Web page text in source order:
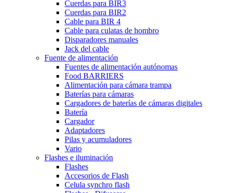
Cuerdas para BIR3
Cuerdas para BIR2
Cable para BIR 4
Cable para culatas de hombro
Disparadores manuales
Jack del cable
Fuente de alimentación
Fuentes de alimentación autónomas
Food BARRIERS
Alimentación para cámara trampa
Baterías para cámaras
Cargadores de baterías de cámaras digitales
Batería
Cargador
Adaptadores
Pilas y acumuladores
Vario
Flashes e iluminación
Flashes
Accesorios de Flash
Celula synchro flash